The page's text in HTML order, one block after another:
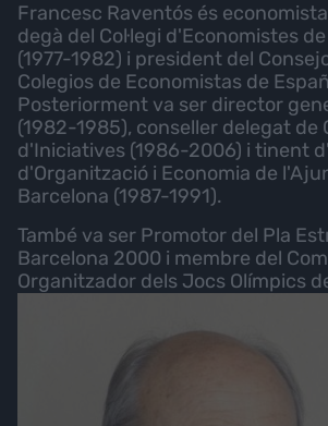
Francesc Raventós és
degà del Col·legi d'Economistes
(1977-1982) i president del
Colegios de Economistas de
Posteriorment va ser director
(1982-1985), conseller delegat de
d'Iniciatives (1986-2006) i tinent
d'Organització i Economia de
Barcelona (1987-1991).
També va ser Promotor del Pla
Barcelona 2000 i membre del
Organitzador dels Jocs Olímpics